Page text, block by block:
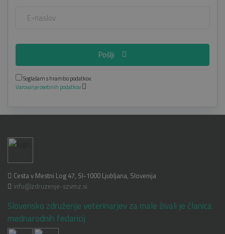
Pošlji
Soglašam s hrambo podatkov.
Varovanje osebnih podatkov
Cesta v Mestni Log 47, SI-1000 Ljubljana, Slovenija
info@zdruzenje-szvmz.si
Slovensko združenje veterinarjev za male živali je članica
mednarodnih fedaricij